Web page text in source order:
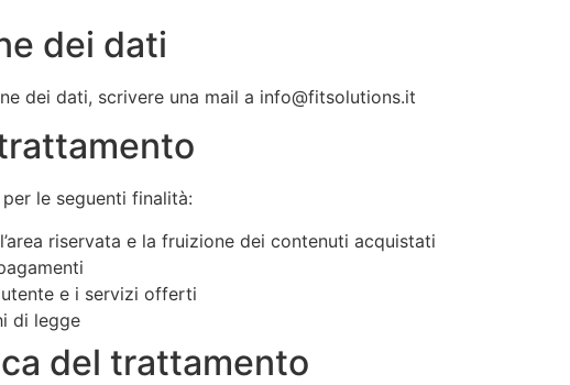
dei dati
dei dati, scrivere una mail a info@fitsolutions.it
le seguenti finalità:
riservata e la fruizione dei contenuti acquistati
utente e i servizi offerti
di legge
del trattamento